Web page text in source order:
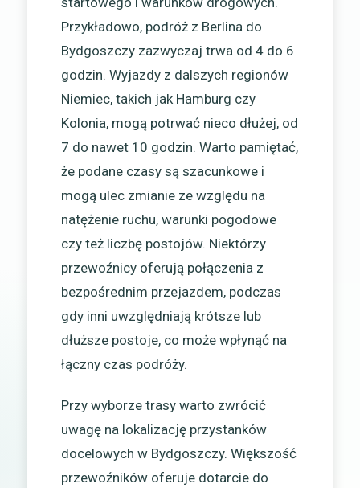
Przykładowo, podróż z Berlina do
Bydgoszczy zazwyczaj trwa od 4 do 6
godzin. Wyjazdy z dalszych regionów
Niemiec, takich jak Hamburg czy
Kolonia, mogą potrwać nieco dłużej, od
7 do nawet 10 godzin. Warto pamiętać,
że podane czasy są szacunkowe i
mogą ulec zmianie ze względu na
natężenie ruchu, warunki pogodowe
czy też liczbę postojów. Niektórzy
przewoźnicy oferują połączenia z
bezpośrednim przejazdem, podczas
gdy inni uwzględniają krótsze lub
dłuższe postoje, co może wpłynąć na
łączny czas podróży.
Przy wyborze trasy warto zwrócić
uwagę na lokalizację przystanków
docelowych w Bydgoszczy. Większość
przewoźników oferuje dotarcie do